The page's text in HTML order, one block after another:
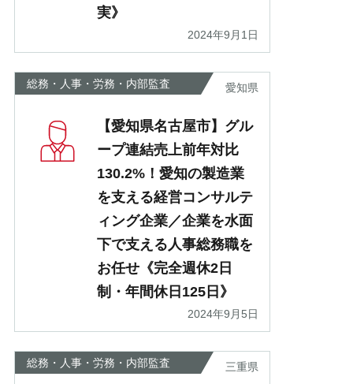
実》
2024年9月1日
総務・人事・労務・内部監査 愛知県
【愛知県名古屋市】グル
ープ連結売上前年対比
130.2%！愛知の製造業
を支える経営コンサルテ
ィング企業／企業を水面
下で支える人事総務職を
お任せ《完全週休2日
制・年間休日125日》
2024年9月5日
総務・人事・労務・内部監査 三重県